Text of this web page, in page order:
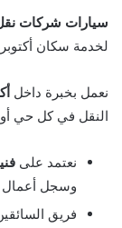
سيارات شركات نقل
لخدمة سكان
نعمل بخبرة داخل
النقل في كل حي
نعتمد على
وسجل أعمال
فريق